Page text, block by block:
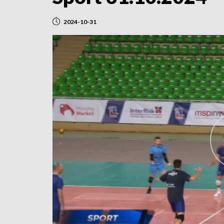
2024-10-31